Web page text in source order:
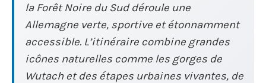
la Forêt Noire du Sud déroule une
Allemagne verte, sportive et étonnamment
accessible. L’itinéraire combine grandes
icônes naturelles comme les gorges de
Wutach et des étapes urbaines vivantes, de